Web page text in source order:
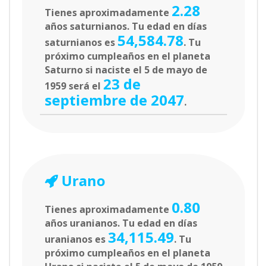
Tienes aproximadamente 2.28
años saturnianos. Tu edad en días
saturnianos es 54,584.78. Tu
próximo cumpleaños en el planeta
Saturno si naciste el 5 de mayo de
1959 será el 23 de
septiembre de 2047.
Urano
Tienes aproximadamente 0.80
años uranianos. Tu edad en días
uranianos es 34,115.49. Tu
próximo cumpleaños en el planeta